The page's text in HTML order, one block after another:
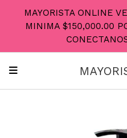
MAYORISTA ONLINE
MINIMA $150,000.00